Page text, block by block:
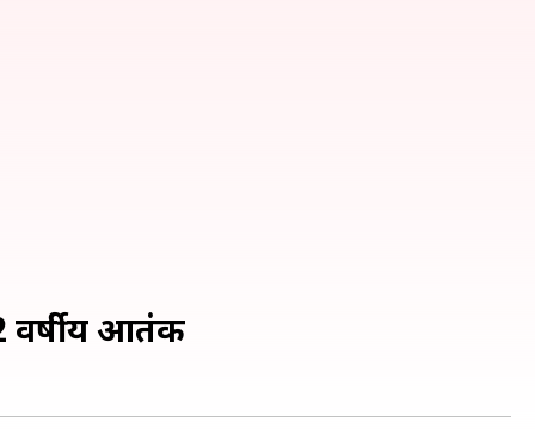
आतंकी